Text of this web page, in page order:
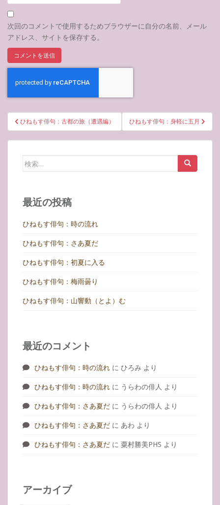
次回のコメントで使用するためブラウザーに自分の名前、メール
アドレス、サイトを保存する。
投
稿
ナ
ひねもす俳句：古都の旅（遭遇編） ひねもす俳句：身軽に五月
検
最近の投稿
ひねもす俳句：時の流れ
ひねもす俳句：さあ夏だ
ひねもす俳句：初夏に入る
ひねもす俳句：梅雨曇り
ひねもす俳句：山響動（とよ）む
最近のコメント
ひねもす俳句：時の流れ に ひろみ より
ひねもす俳句：時の流れ に うらわの俳人 より
ひねもす俳句：さあ夏だ に うらわの俳人 より
ひねもす俳句：さあ夏だ に あわ より
ひねもす俳句：さあ夏だ に 粟村勝美PHS より
アーカイブ